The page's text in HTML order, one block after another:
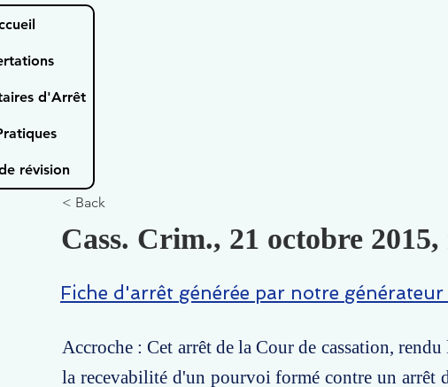
d'Arrêt
révision
< Back
Cass. Crim., 21 octobre 2015,
Fiche d'arrêt générée par notre
Accroche : Cet arrêt de la Cour de cassation,
la recevabilité d'un pourvoi formé contre un arrêt